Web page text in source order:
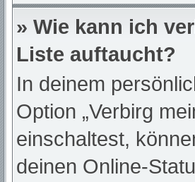
» Wie kann ich
Liste auftaucht?
In deinem
Option „Verbirg
einschaltest,
deinen Online-